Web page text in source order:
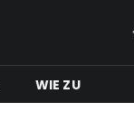
WIE ZU